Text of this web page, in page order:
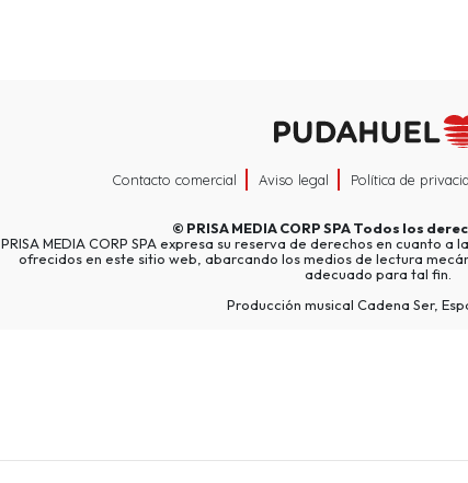
Contacto comercial Aviso legal Política de
© PRISA MEDIA CORP SPATodos los
PRISA MEDIA CORP SPA expresa su reserva de derechos en cuanto
ofrecidos en este sitio web, abarcando los medios de lectura
adecuado para tal fin.
Producción musical Cadena Ser,